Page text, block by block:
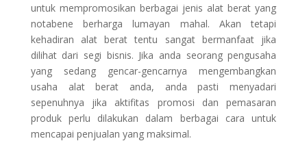
untuk mempromosikan berbagai jenis alat berat yang
notabene berharga lumayan mahal. Akan tetapi
kehadiran alat berat tentu sangat bermanfaat jika
dilihat dari segi bisnis. Jika anda seorang pengusaha
yang sedang gencar-gencarnya mengembangkan
usaha alat berat anda, anda pasti menyadari
sepenuhnya jika aktifitas promosi dan pemasaran
produk perlu dilakukan dalam berbagai cara untuk
mencapai penjualan yang maksimal.